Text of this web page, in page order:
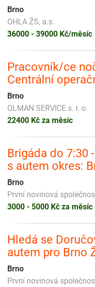
Brno
OHLA ŽS, a.s.
36000 - 39000 Kč/měsíc
Pracovník/ce
Centrální
Brno
OLMAN SERVICE s. r. o.
22400 Kč za měsíc
Brigáda do 7:30
s autem okres:
Brno
První novinová
3000 - 5000 Kč za měsíc
Hledá se
autem pro Brno
Brno
První novinová